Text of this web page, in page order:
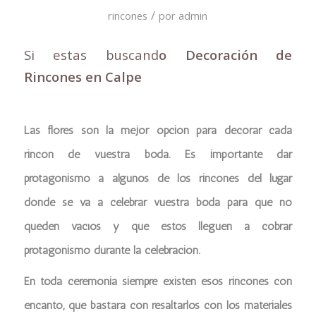
rincones / por admin
Si estas buscando Decoración de
Rincones en Calpe
Las flores son la mejor opción para decorar cada
rincón de vuestra boda. Es importante dar
protagonismo a algunos de los rincones del lugar
donde se va a celebrar vuestra boda para que no
queden vacíos y que éstos lleguen a cobrar
protagonismo durante la celebración.
En toda ceremonia siempre existen esos rincones con
encanto, que bastará con resaltarlos con los materiales